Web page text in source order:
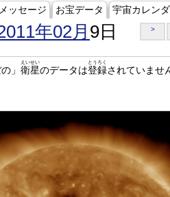
ッセージ お宝データ 宇宙カレン
年02月 9日 >
」 衛星
えいせい
のデータは登録
とうろく
されていませ